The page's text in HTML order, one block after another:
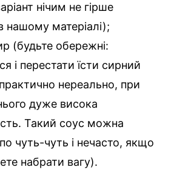
нічим не гірше
нашому матеріалі);
(будьте обережні:
і перестати їсти сирний
нереально, при
дуже висока
Такий соус можна
чуть-чуть і нечасто, якщо
набрати вагу).